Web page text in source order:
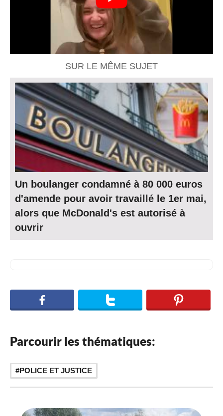
SUR LE MÊME SUJET
Un boulanger condamné à 80 000 euros
d'amende pour avoir travaillé le 1er mai,
alors que McDonald's est autorisé à
ouvrir
Parcourir les thématiques:
POLICE ET JUSTICE